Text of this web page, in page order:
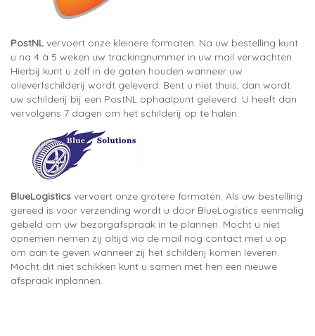
PostNLvervoert onze kleinere formaten. Na uw bestelling kunt
u na 4 à 5 weken uw trackingnummer in uw mail verwachten.
Hierbij kunt u zelf in de gaten houden wanneer uw
olieverfschilderij wordt geleverd. Bent u niet thuis, dan wordt
uw schilderij bij een PostNL ophaalpunt geleverd. U heeft dan
vervolgens 7 dagen om het schilderij op te halen.
BlueLogistics vervoert onze grotere formaten. Als uw bestelling
gereed is voor verzending wordt u door BlueLogistics eenmalig
gebeld om uw bezorgafspraak in te plannen. Mocht u niet
opnemen nemen zij altijd via de mail nog contact met u op
om aan te geven wanneer zij het schilderij komen leveren.
Mocht dit niet schikken kunt u samen met hen een nieuwe
afspraak inplannen.